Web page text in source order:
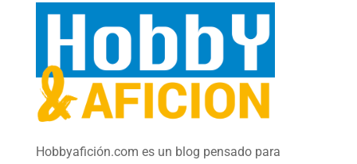
Hobbyafición.com es un blog pensado para